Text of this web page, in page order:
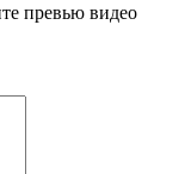
превью видео